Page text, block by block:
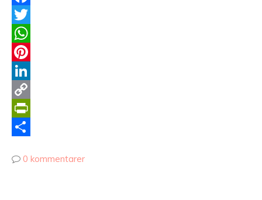
Facebook
Twitter
WhatsApp
Pinterest
LinkedIn
Copy
Link
PrintFriendly
0 kommentarer